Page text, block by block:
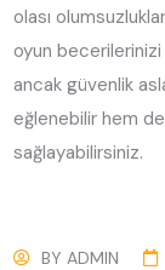
olası
oyun
ancak güvenlik
eğlenebilir hem
sağlayabilirsiniz.
BYADMIN